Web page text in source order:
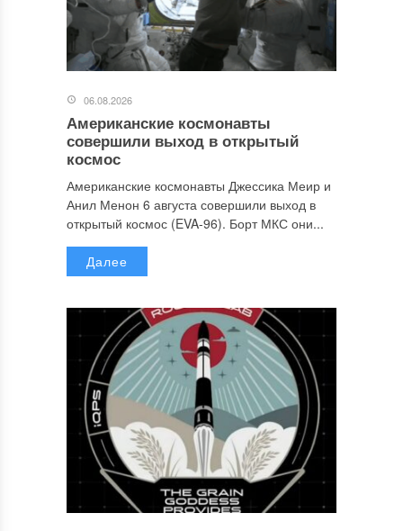
06.08.2026
Американские космонавты
совершили выход в открытый
космос
Американские космонавты Джессика Меир и
Анил Менон 6 августа совершили выход в
открытый космос (EVA-96). Борт МКС они...
Далее